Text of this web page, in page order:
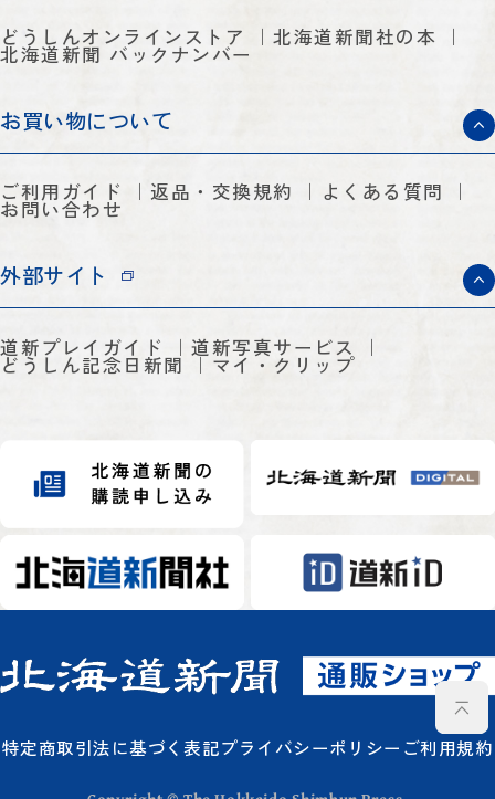
どうしんオンラインストア 北海道新聞社の本
北海道新聞 バックナンバー
お買い物について
ご利用ガイド 返品・交換規約 よくある質問
お問い合わせ
外部サイト
道新プレイガイド 道新写真サービス
どうしん記念日新聞 マイ・クリップ
特定商取引法に基づく表記プライバシーポリシー ご利用規約